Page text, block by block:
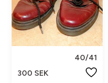
40/41
300 SEK